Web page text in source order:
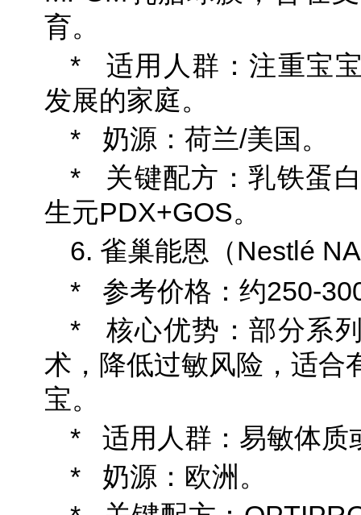
育。
* 适用人群：注重宝
发展的家庭。
* 奶源：荷兰/美国。
* 关键配方：乳铁蛋
生元PDX+GOS。
6. 雀巢能恩（Nestlé
* 参考价格：约250-
* 核心优势：部分系
术，降低过敏风险，适合
宝。
* 适用人群：易敏体质
* 奶源：欧洲。